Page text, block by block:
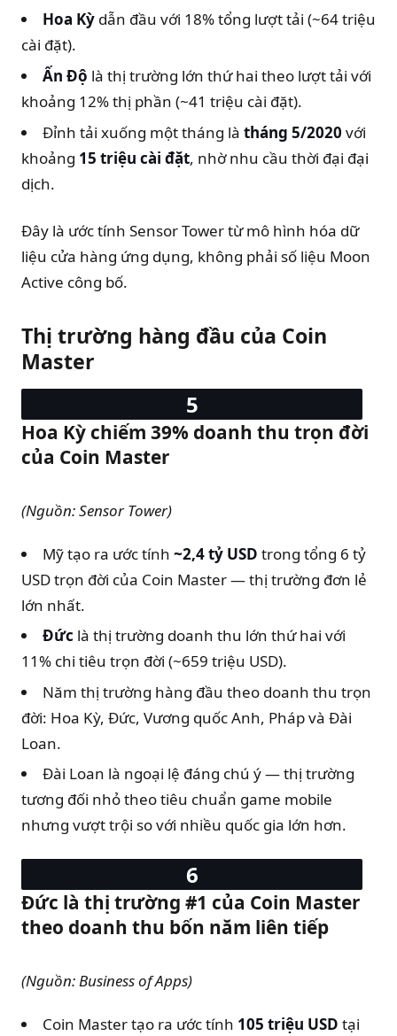
Hoa Kỳ dẫn đầu với 18% tổng lượt tải (~64 triệu
cài đặt).
Ấn Độ là thị trường lớn thứ hai theo lượt tải với
khoảng 12% thị phần (~41 triệu cài đặt).
Đỉnh tải xuống một tháng là tháng 5/2020 với
khoảng 15 triệu cài đặt, nhờ nhu cầu thời đại đại
dịch.
Đây là ước tính Sensor Tower từ mô hình hóa dữ
liệu cửa hàng ứng dụng, không phải số liệu Moon
Active công bố.
Thị trường hàng đầu của Coin
Master
Hoa Kỳ chiếm 39% doanh thu trọn đời
của Coin Master
(Nguồn: Sensor Tower)
Mỹ tạo ra ước tính ~2,4 tỷ USD trong tổng 6 tỷ
USD trọn đời của Coin Master — thị trường đơn lẻ
lớn nhất.
Đức là thị trường doanh thu lớn thứ hai với
11% chi tiêu trọn đời (~659 triệu USD).
Năm thị trường hàng đầu theo doanh thu trọn
đời: Hoa Kỳ, Đức, Vương quốc Anh, Pháp và Đài
Loan.
Đài Loan là ngoại lệ đáng chú ý — thị trường
tương đối nhỏ theo tiêu chuẩn game mobile
nhưng vượt trội so với nhiều quốc gia lớn hơn.
Đức là thị trường #1 của Coin Master
theo doanh thu bốn năm liên tiếp
(Nguồn: Business of Apps)
Coin Master tạo ra ước tính 105 triệu USD tại